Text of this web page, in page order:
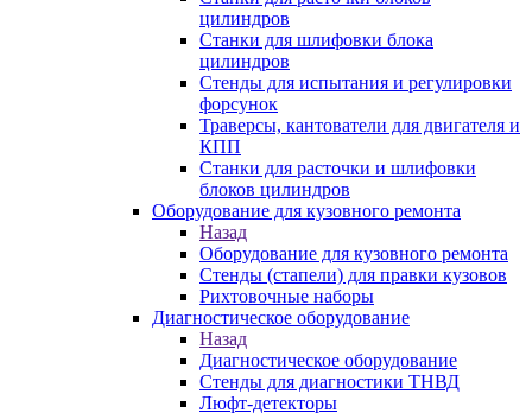
цилиндров
Станки для шлифовки блока
цилиндров
Стенды для испытания и регулировки
форсунок
Траверсы, кантователи для двигателя и
КПП
Станки для расточки и шлифовки
блоков цилиндров
Оборудование для кузовного ремонта
Назад
Оборудование для кузовного ремонта
Стенды (стапели) для правки кузовов
Рихтовочные наборы
Диагностическое оборудование
Назад
Диагностическое оборудование
Стенды для диагностики ТНВД
Люфт-детекторы